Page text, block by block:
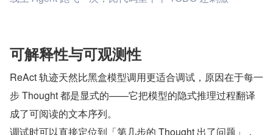
可解释性与可观测性
ReAct 轨迹天然比黑盒模型调用更适合调试，原因在于每一
步 Thought 都是显式的——它把模型的隐式推理过程翻译
成了可阅读的文本序列。
调试时可以直接定位到「第几步的 Thought 出了问题」，